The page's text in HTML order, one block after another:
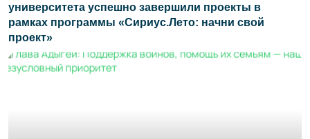
университета успешно завершили проекты в
рамках программы «Сириус.Лето: начни свой
проект»